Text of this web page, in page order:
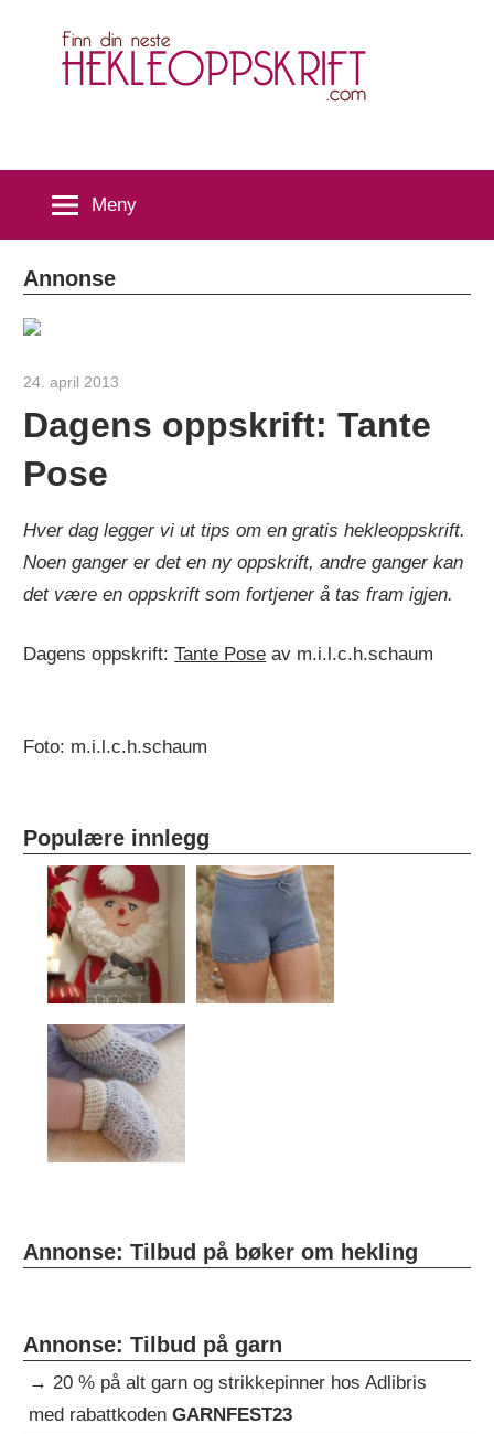
Meny
Annonse
24. april 2013
Dagens oppskrift: Tante
Pose
Hver dag legger vi ut tips om en gratis hekleoppskrift.
Noen ganger er det en ny oppskrift, andre ganger kan
det være en oppskrift som fortjener å tas fram igjen.
Dagens oppskrift:Tante Pose av m.i.l.c.h.schaum
Foto: m.i.l.c.h.schaum
Populære innlegg
Annonse: Tilbud på bøker om hekling
Annonse: Tilbud på garn
→20 % på alt garn og strikkepinner hos Adlibris
med rabattkodenGARNFEST23